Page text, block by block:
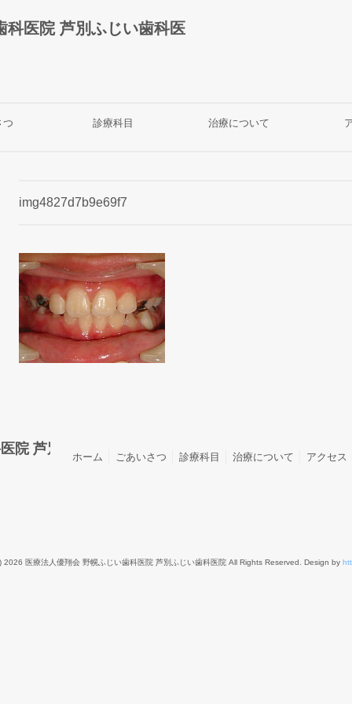
科医院 芦別ふじい歯科医
つ 診療科目 治療について
img4827d7b9e69f7
院 芦別ふじい歯科医院
ホーム ごあいさつ 診療科目 治療について アクセス
2026 医療法人優翔会 野幌ふじい歯科医院 芦別ふじい歯科医院 All Rights Reserved. Design by